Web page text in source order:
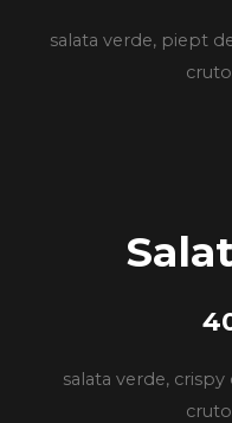
salata verde, piept
salata verde,